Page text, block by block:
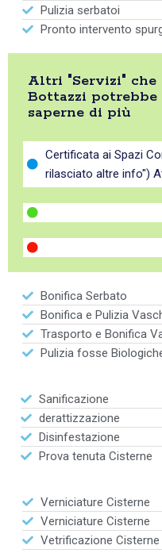
Pulizia serbatoi
Pronto intervento
Altri "Servizi"
Bottazzi potrebbe
saperne di più
Certificata ai Spazi
rilasciato altre info")
Bonifica Serbato
Bonifica e Pulizia
Trasporto e Bonifica
Pulizia fosse
Sanificazione
derattizzazione
Disinfestazione
Prova tenuta Cisterne
Verniciature Cisterne
Verniciature Cisterne
Vetrificazione Cisterne